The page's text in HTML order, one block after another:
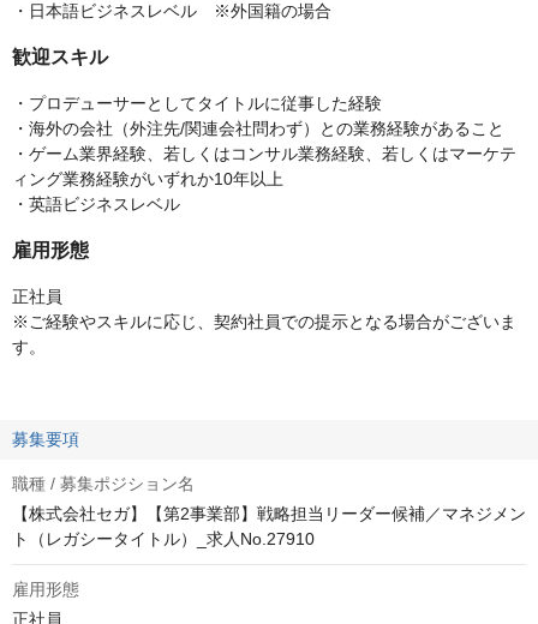
・日本語ビジネスレベル ※外国籍の場合
歓迎スキル
・プロデューサーとしてタイトルに従事した経験
・海外の会社（外注先/関連会社問わず）との業務経験があること
・ゲーム業界経験、若しくはコンサル業務経験、若しくはマーケテ
ィング業務経験がいずれか10年以上
・英語ビジネスレベル
雇用形態
正社員
※ご経験やスキルに応じ、契約社員での提示となる場合がございま
す。
募集要項
職種 / 募集ポジション名
【株式会社セガ】【第2事業部】戦略担当リーダー候補／マネジメン
ト（レガシータイトル）_求人No.27910
雇用形態
正社員